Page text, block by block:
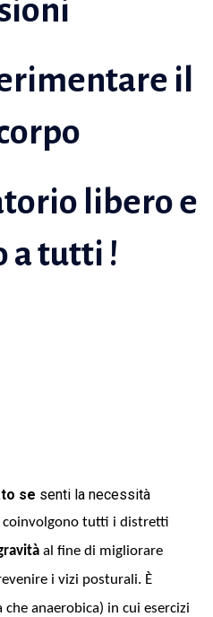
il
libero e
a tutti !
se senti la necessità
coinvolgono tutti i distretti
al fine di migliorare
i vizi posturali. È
anaerobica) in cui esercizi